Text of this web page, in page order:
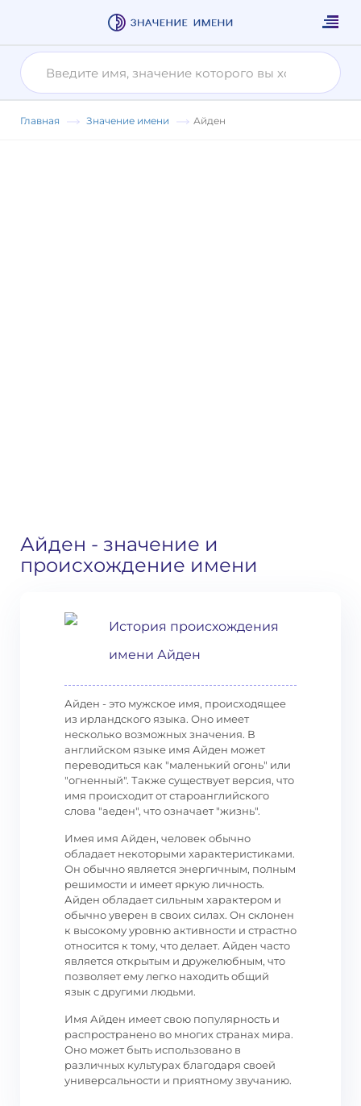
Главная Значение имени Айден
Айден - значение и
происхождение имени
История происхождения
имени Айден
Айден - это мужское имя, происходящее
из ирландского языка. Оно имеет
несколько возможных значения. В
английском языке имя Айден может
переводиться как "маленький огонь" или
"огненный". Также существует версия, что
имя происходит от староанглийского
слова "аеден", что означает "жизнь".
Имея имя Айден, человек обычно
обладает некоторыми характеристиками.
Он обычно является энергичным, полным
решимости и имеет яркую личность.
Айден обладает сильным характером и
обычно уверен в своих силах. Он склонен
к высокому уровню активности и страстно
относится к тому, что делает. Айден часто
является открытым и дружелюбным, что
позволяет ему легко находить общий
язык с другими людьми.
Имя Айден имеет свою популярность и
распространено во многих странах мира.
Оно может быть использовано в
различных культурах благодаря своей
универсальности и приятному звучанию.